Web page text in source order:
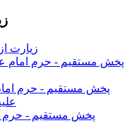
زیارت
پخش مستقیم - حرم امام
پخش مستقیم - حرم
پخش مستقیم - حرم